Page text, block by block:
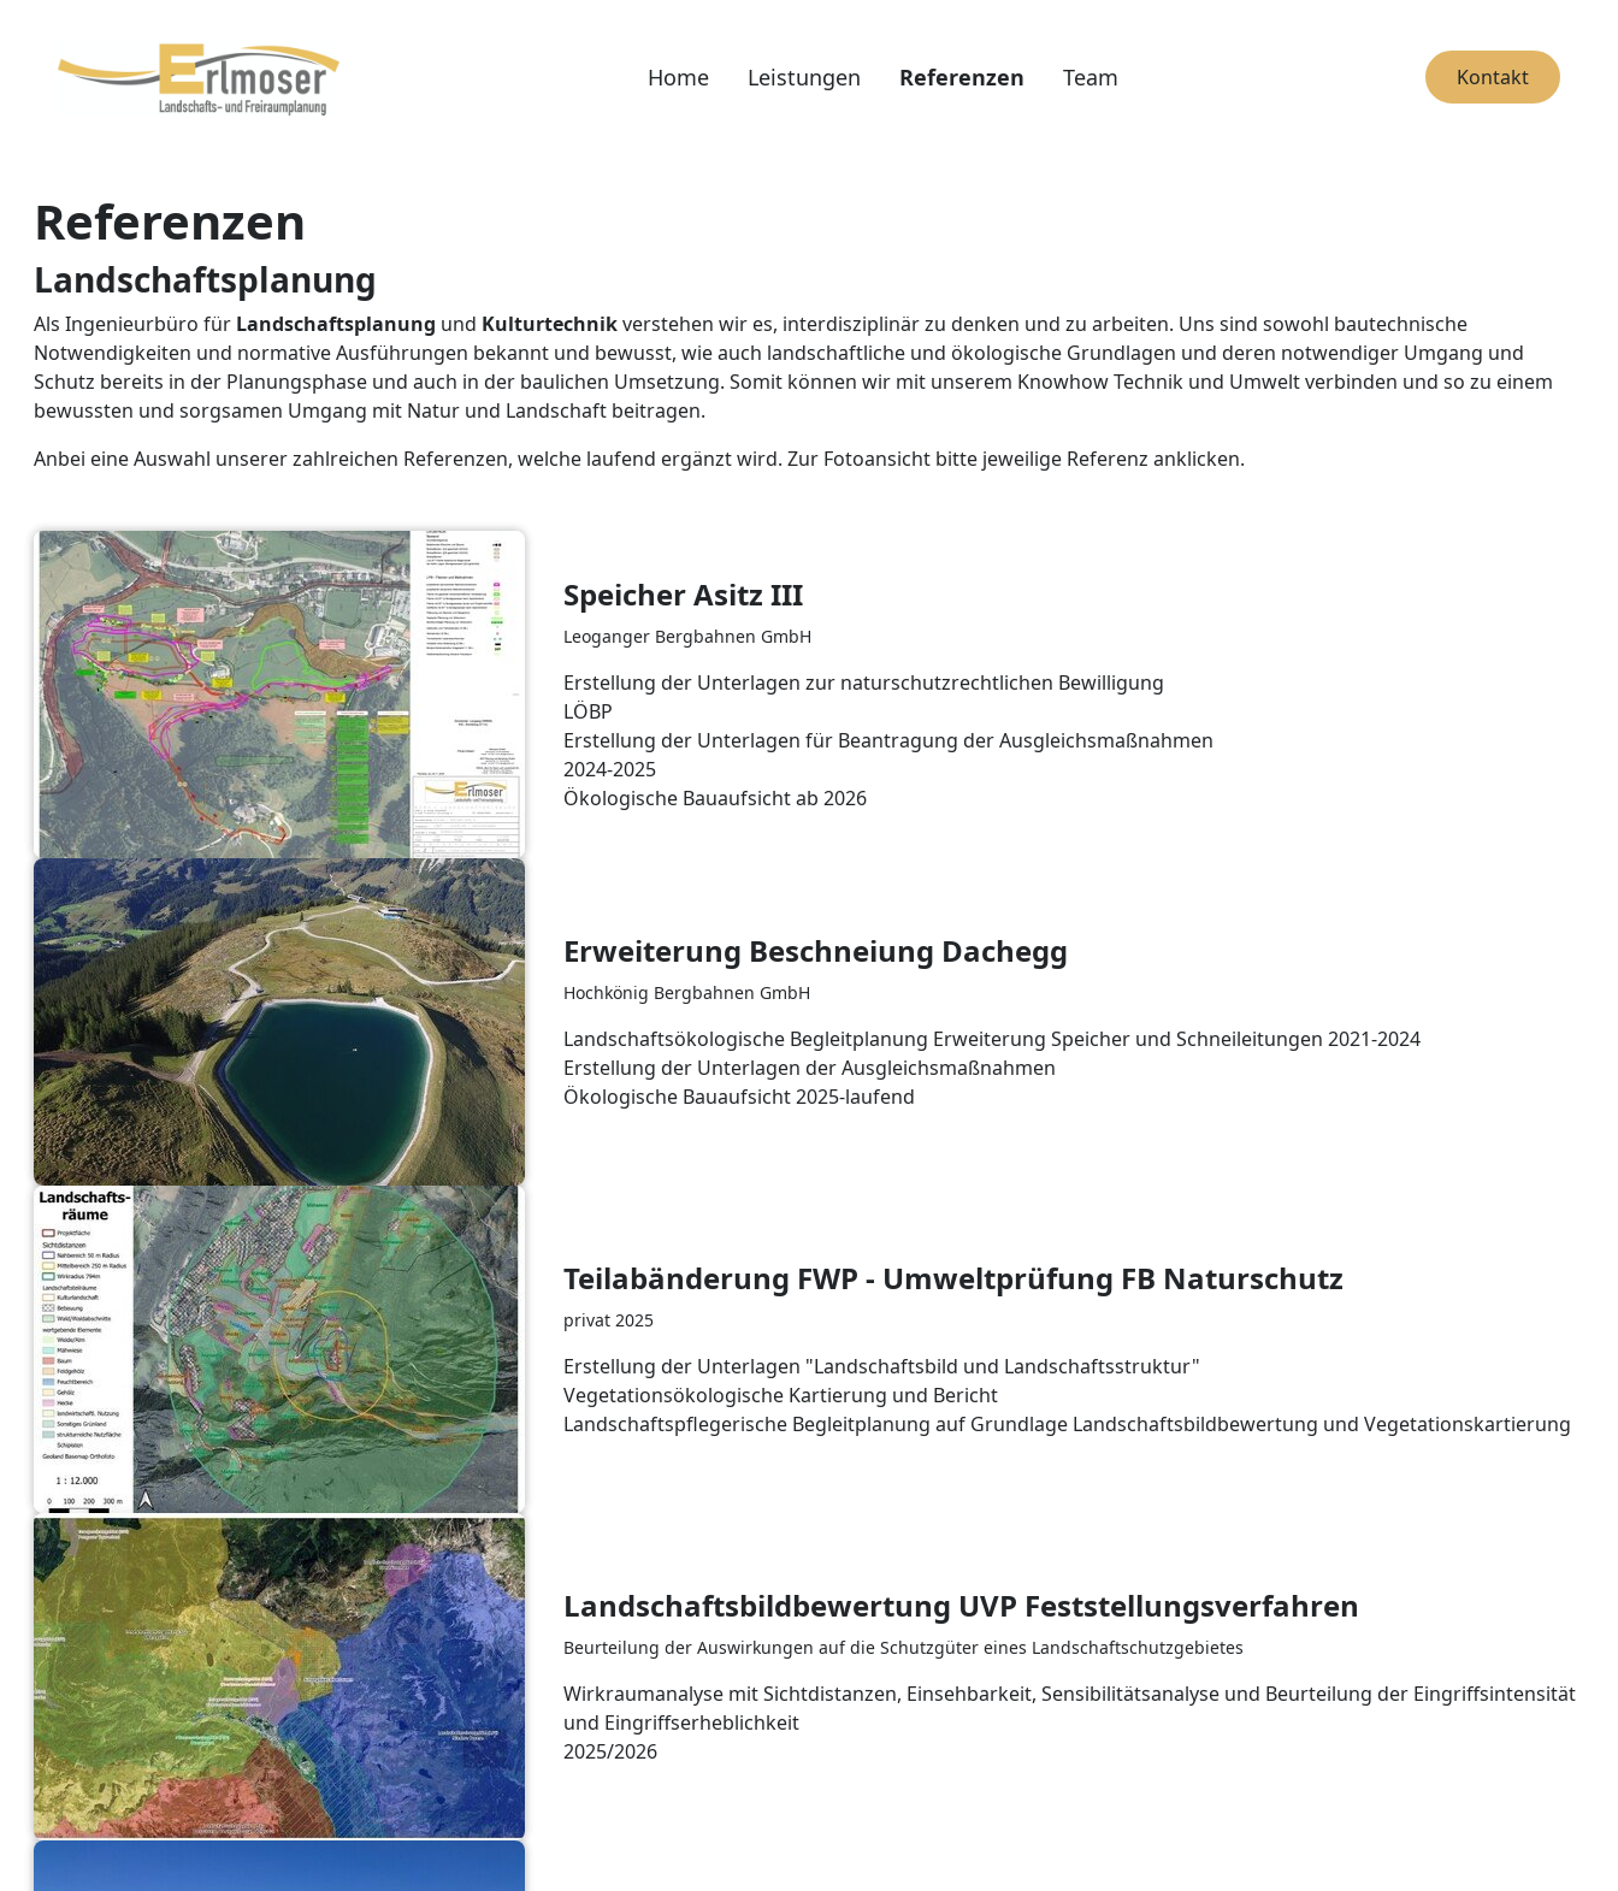
Home Leistungen Referenzen(aktiv)Team Kontakt
Referenzen
Landschaftsplanung
Als Ingenieurbüro für Landschaftsplanung und Kulturtechnikverstehen wir es, interdisziplinär zu denken und zu arbeiten. Uns sind sowohl bautechnische
Notwendigkeiten und normative Ausführungen bekannt und bewusst, wie auch landschaftliche und ökologische Grundlagen und deren notwendiger Umgang und
Schutz bereits in der Planungsphase und auch in der baulichen Umsetzung. Somit können wir mit unserem Knowhow Technik und Umwelt verbinden und so zu einem
bewussten und sorgsamen Umgang mit Natur und Landschaft beitragen.
Anbei eine Auswahl unserer zahlreichen Referenzen, welche laufend ergänzt wird. Zur Fotoansicht bitte jeweilige Referenz anklicken.
Speicher Asitz III
Leoganger Bergbahnen GmbH
Erstellung der Unterlagen zur naturschutzrechtlichen Bewilligung
LÖBP
Erstellung der Unterlagen für Beantragung der Ausgleichsmaßnahmen
2024-2025
Ökologische Bauaufsicht ab 2026
Erweiterung Beschneiung Dachegg
Hochkönig Bergbahnen GmbH
Landschaftsökologische Begleitplanung Erweiterung Speicher und Schneileitungen 2021-2024
Erstellung der Unterlagen der Ausgleichsmaßnahmen
Ökologische Bauaufsicht 2025-laufend
Teilabänderung FWP - Umweltprüfung FB Naturschutz
privat 2025
Erstellung der Unterlagen "Landschaftsbild und Landschaftsstruktur"
Vegetationsökologische Kartierung und Bericht
Landschaftspflegerische Begleitplanung auf Grundlage Landschaftsbildbewertung und Vegetationskartierung
Landschaftsbildbewertung UVP Feststellungsverfahren
Beurteilung der Auswirkungen auf die Schutzgüter eines Landschaftschutzgebietes
Wirkraumanalyse mit Sichtdistanzen, Einsehbarkeit, Sensibilitätsanalyse und Beurteilung der Eingriffsintensität
und Eingriffserheblichkeit
2025/2026